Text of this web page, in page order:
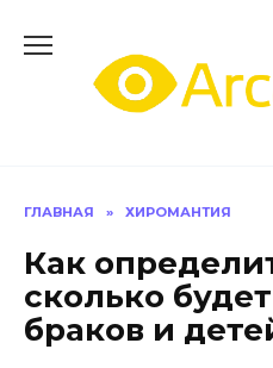
содержанию
ГЛАВНАЯ » ХИРОМАНТИЯ
Как
сколько
браков и